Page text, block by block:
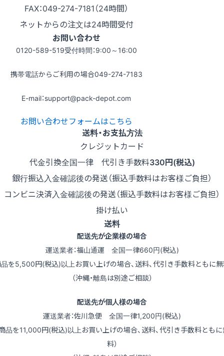
FAX：049-274-7181（24時間）
ネットからの注文は24時間受付
お問い合わせ
0120-589-519受付時間：9:00～16:00
携帯電話からご利用の場合049-274-7183
E-mail：support@pack-depot.com
お問い合わせフォームはこちら
送料・お支払方法
クレジットカード
代金引換全国一律 代引き手数料330円(税込)
銀行振込入金確認後の発送（振込手数料はお客様ご負担）
コンビニ決済入金確認後の発送（振込手数料はお客様ご負担）
掛け払い
送料
配送先が企業様の場合
運送業者：福山通運 全国一律660円(税込)
品を5,500円(税込)以上お買い上げの場合、送料、代引き手数料ともに無
（沖縄・離島は別途ご相談）
配送先が個人様の場合
運送業者：佐川急便 全国一律1,200円(税込)
品を11,000円(税込)以上お買い上げの場合、送料、代引き手数料とも
料）